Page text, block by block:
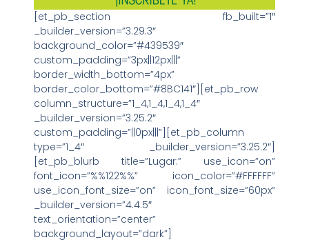
[et_pb_section fb_built=”1″
_builder_version=”3.29.3″
background_color=”#439539″
custom_padding=”3px||12px|||”
border_width_bottom=”4px”
border_color_bottom=”#8BC141″][et_pb_row
column_structure=”1_4,1_4,1_4,1_4″
_builder_version=”3.25.2″
custom_padding=”||0px|||”][et_pb_column
type=”1_4″ _builder_version=”3.25.2″]
[et_pb_blurb title=”Lugar:” use_icon=”on”
font_icon=”%%122%%” icon_color=”#FFFFFF”
use_icon_font_size=”on” icon_font_size=”60px”
_builder_version=”4.4.5″
text_orientation=”center”
background_layout=”dark”]